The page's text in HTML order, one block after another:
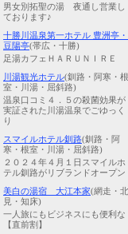
お部屋
男女別拓聖の湯 夜通し営業し
ております♪
十勝川温泉第一ホテル 豊洲亭・
豆陽亭(帯広・十勝)
足湯カフェＨＡＲＵＮＩＲＥ
川湯観光ホテル(釧路・阿寒・根
室・川湯・屈斜路)
温泉口コミ４．５の殺菌効果が
実証された川湯温泉でごゆっく
り
スマイルホテル釧路(釧路・阿
寒・根室・川湯・屈斜路)
２０２４年４月１日スマイルホ
テル釧路がリブランドオープン
美白の湯宿 大江本家(網走・北
見・知床)
一人旅にもビジネスにも便利な
【直前割】